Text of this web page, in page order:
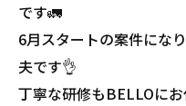
です🚛
6月スタートの案件にな
夫です👌
丁寧な研修もBELLOに